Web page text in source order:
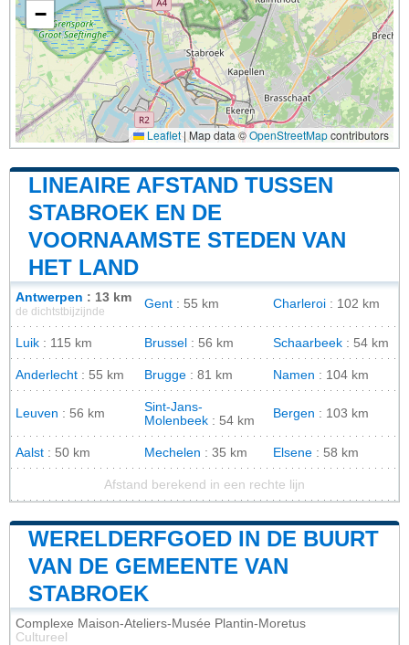
−
Leaflet | Map data ©OpenStreetMapcontributors
LINEAIRE AFSTAND TUSSEN
STABROEK EN DE
VOORNAAMSTE STEDEN VAN
HET LAND
Antwerpen : 13 km
de dichtstbijzijnde
Gent : 55 km Charleroi : 102 km
Luik : 115 km Brussel : 56 km Schaarbeek : 54 km
Anderlecht : 55 km Brugge : 81 km Namen : 104 km
Leuven : 56 km
Sint-Jans-
Molenbeek : 54 km
Bergen : 103 km
Aalst : 50 km Mechelen : 35 km Elsene : 58 km
Afstand berekend in een rechte lijn
WERELDERFGOED IN DE BUURT
VAN DE GEMEENTE VAN
STABROEK
Complexe Maison-Ateliers-Musée Plantin-Moretus
Cultureel